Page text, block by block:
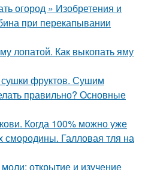
огород » Изобретения и
при перекапывании
лопатой. Как выкопать яму
фруктов. Сушим
правильно? Основные
Когда 100% можно уже
смородины. Галловая тля на
открытие и изучение